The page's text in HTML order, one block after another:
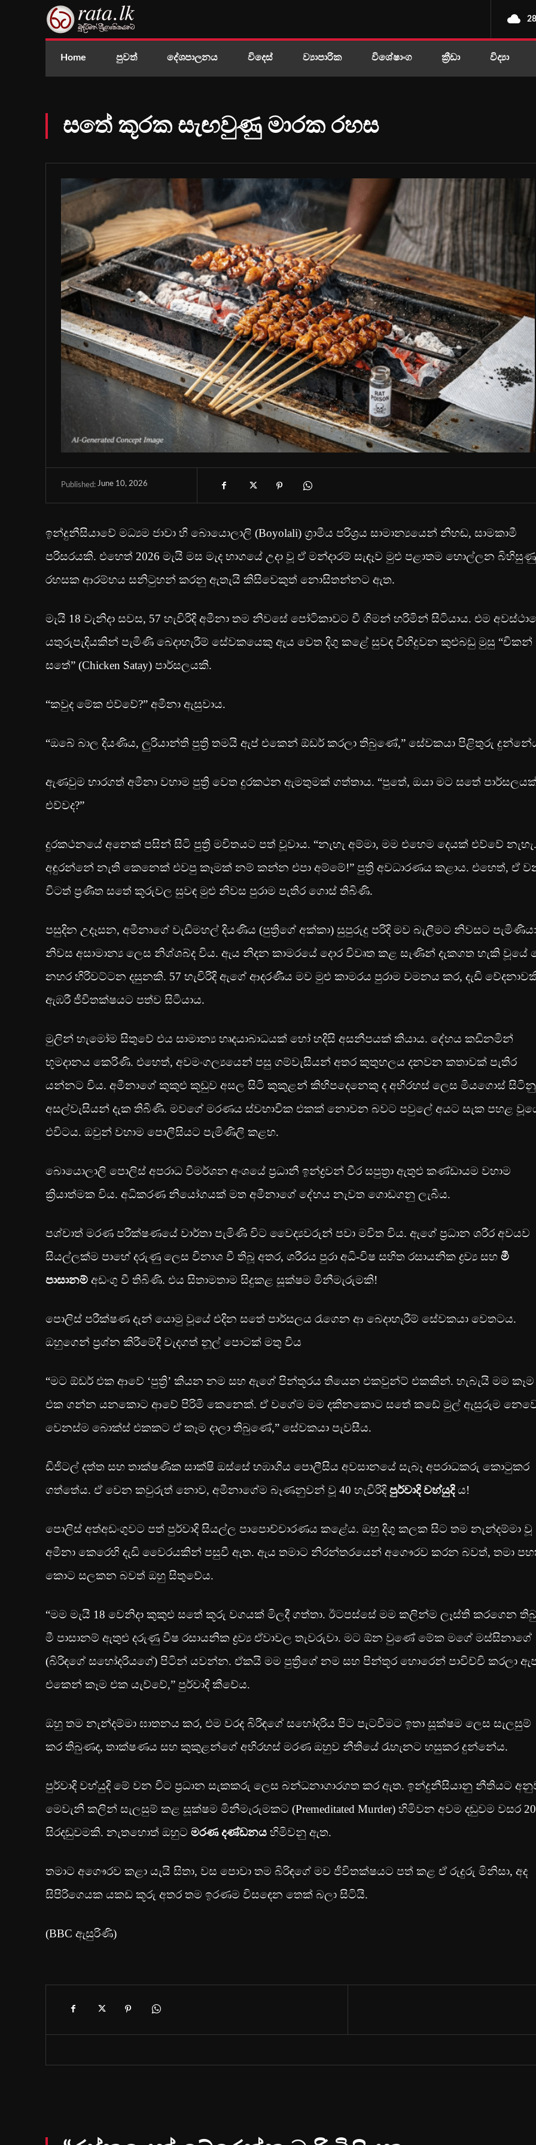
Home පුවත් දේශපාලනය විදෙස් ව්‍යාපාරික විශේෂාංග ක්‍රීඩා විද්‍යා
සතේ කූරක සැඟවුණු මාරක රහස
Published: June 10, 2026
ඉන්දුනීසියාවේ මධ්‍යම ජාවා හි බොයොලාලි (Boyolali) ග්‍රාමීය පරිශ්‍රය සාමාන්‍යයෙන් නිහඬ, සාමකාමී
පරිසරයකි. එහෙත් 2026 මැයි මස මැද භාගයේ උදා වූ ඒ මන්දාරම් සැඳෑව මුළු පළාතම හොල්ලන බිහිසුණු
රහසක ආරම්භය සනිටුහන් කරනු ඇතැයි කිසිවෙකුත් නොසිතන්නට ඇත.
මැයි 18 වැනිදා සවස, 57 හැවිරිදි අමීනා තම නිවසේ පෝටිකාවට වී ගිමන් හරිමින් සිටියාය. එම
යතුරුපැදියකින් පැමිණි බෙදාහැරීම් සේවකයෙකු ඇය වෙත දිගු කළේ සුවඳ විහිදුවන කුළුබඩු මුසු “චිකන්
සතේ” (Chicken Satay) පාර්සලයකි.
“කවුද මේක එව්වේ?” අමීනා ඇසුවාය.
“ඔබේ බාල දියණිය, ලුරියාන්ති පුත්‍රි තමයි ඇප් එකෙන් ඕඩර් කරලා තිබුණේ,” සේවකයා පිළිතුරු
ඇණවුම භාරගත් අමීනා වහාම පුත්‍රි වෙත දුරකථන ඇමතුමක් ගත්තාය. “පුතේ, ඔයා මට සතේ
එව්වද?”
දුරකථනයේ අනෙක් පසින් සිටි පුත්‍රි මවිතයට පත් වූවාය. “නැහැ අම්මා, මම එහෙම දෙයක් එව්වේ නැහැ.
අඳුරන්නේ නැති කෙනෙක් එවපු කෑමක් නම් කන්න එපා අම්මේ!” පුත්‍රි අවධාරණය කළාය. එහෙත්, ඒ
විටත් ප්‍රණීත සතේ කූරුවල සුවඳ මුළු නිවස පුරාම පැතිර ගොස් තිබිණි.
පසුදින උදෑසන, අමීනාගේ වැඩිමහල් දියණිය (පුත්‍රිගේ අක්කා) සුපුරුදු පරිදි මව බැලීමට නිවසට
නිවස අසාමාන්‍ය ලෙස නිශ්ශබ්ද විය. ඇය නිදන කාමරයේ දොර විවෘත කළ සැණින් දැකගත හැකි වූයේ
නහර හිරිවට්ටන දසුනකි. 57 හැවිරිදි ඇගේ ආදරණීය මව මුළු කාමරය පුරාම වමනය කර, දැඩි
ඇඹරී ජීවිතක්ෂයට පත්ව සිටියාය.
මුලින් හැමෝම සිතුවේ එය සාමාන්‍ය හෘදයාබාධයක් හෝ හදිසි අසනීපයක් කියාය. දේහය කඩිනමින්
භූමදානය කෙරිණි. එහෙත්, අවමංගල්‍යයෙන් පසු ගම්වැසියන් අතර කුතුහලය දනවන කතාවක් පැතිර
යන්නට විය. අමීනාගේ කුකුළු කූඩුව අසල සිටි කුකුළන් කිහිපදෙනෙකු ද අභිරහස් ලෙස මියගොස් සිටිනු
අසල්වැසියන් දැක තිබිණි. මවගේ මරණය ස්වභාවික එකක් නොවන බවට පවුලේ අයට සැක පහළ
එවිටය. ඔවුන් වහාම පොලීසියට පැමිණිලි කළහ.
බොයොලාලි පොලිස් අපරාධ විමර්ශන අංශයේ ප්‍රධානී ඉන්ද්‍රවන් වීර සපුත්‍රා ඇතුළු කණ්ඩායම වහාම
ක්‍රියාත්මක විය. අධිකරණ නියෝගයක් මත අමීනාගේ දේහය නැවත ගොඩගනු ලැබීය.
පශ්චාත් මරණ පරීක්ෂණයේ වාර්තා පැමිණි විට වෛද්‍යවරුන් පවා මවිත විය. ඇගේ ප්‍රධාන ශරීර අවයව
සියල්ලක්ම පාහේ දරුණු ලෙස විනාශ වී තිබූ අතර, ශරීරය පුරා අධි-විෂ සහිත රසායනික ද්‍රව්‍ය සහ මී
පාසානම් අඩංගු වී තිබිණි. එය සිතාමතාම සිදුකළ සූක්ෂම මිනීමැරුමකි!
පොලිස් පරීක්ෂණ දැන් යොමු වූයේ එදින සතේ පාර්සලය රැගෙන ආ බෙදාහැරීම් සේවකයා වෙතටය.
ඔහුගෙන් ප්‍රශ්න කිරීමේදී වැදගත් නූල් පොටක් මතු විය
“මට ඕඩර් එක ආවේ ‘පුත්‍රි’ කියන නම සහ ඇගේ පින්තූරය තියෙන එකවුන්ට් එකකින්. හැබැයි මම කෑම
එක ගන්න යනකොට ආවේ පිරිමි කෙනෙක්. ඒ වගේම මම දකිනකොට සතේ කඩේ මුල් ඇසුරුම
වෙනස්ම බොක්ස් එකකට ඒ කෑම දාලා තිබුණේ,” සේවකයා පැවසීය.
ඩිජිටල් දත්ත සහ තාක්ෂණික සාක්ෂි ඔස්සේ හඹාගිය පොලීසිය අවසානයේ සැබෑ අපරාධකරු කොටුකර
ගත්තේය. ඒ වෙන කවුරුත් නොව, අමීනාගේම බෑණනුවන් වූ 40 හැවිරිදි පුර්වාදි වහ්යුදිය!
පොලිස් අත්අඩංගුවට පත් පුර්වාදි සියල්ල පාපොච්චාරණය කළේය. ඔහු දිගු කලක සිට තම නැන්දම්මා වූ
අමීනා කෙරෙහි දැඩි වෛරයකින් පසුවී ඇත. ඇය තමාට නිරන්තරයෙන් අගෞරව කරන බවත්, තමා
කොට සලකන බවත් ඔහු සිතුවේය.
“මම මැයි 18 වෙනිදා කුකුළු සතේ කූරු වගයක් මිලදී ගත්තා. ඊටපස්සේ මම කලින්ම ලෑස්ති කරගෙන
මී පාසානම් ඇතුළු දරුණු විෂ රසායනික ද්‍රව්‍ය ඒවාවල තැවරුවා. මට ඕන වුණේ මේක මගේ මස්සිනාගේ
(බිරිඳගේ සහෝදරියගේ) පිටින් යවන්න. ඒකයි මම පුත්‍රිගේ නම සහ පින්තූර හොරෙන් පාවිච්චි කරලා
එකෙන් කෑම එක යැව්වේ,” පුර්වාදි කීවේය.
ඔහු තම නැන්දම්මා ඝාතනය කර, එම වරද බිරිඳගේ සහෝදරිය පිට පැටවීමට ඉතා සූක්ෂම ලෙස සැලසුම්
කර තිබුණද, තාක්ෂණය සහ කුකුළන්ගේ අභිරහස් මරණ ඔහුව නීතියේ රැහැනට හසුකර දුන්නේය.
පුර්වාදි වහ්යුදි මේ වන විට ප්‍රධාන සැකකරු ලෙස බන්ධනාගාරගත කර ඇත. ඉන්දුනීසියානු නීතියට
මෙවැනි කලින් සැලසුම් කළ සූක්ෂම මිනීමැරුමකට (Premeditated Murder) හිමිවන අවම දඬුවම වසර
සිරදඬුවමකි. නැතහොත් ඔහුට මරණ දණ්ඩනය හිමිවනු ඇත.
තමාට අගෞරව කළා යැයි සිතා, වස පොවා තම බිරිඳගේ මව ජීවිතක්ෂයට පත් කළ ඒ රුදුරු මිනිසා, අද
සිපිරිගෙයක යකඩ කූරු අතර තම ඉරණම විසඳෙන තෙක් බලා සිටියි.
(BBC ඇසුරිණි)